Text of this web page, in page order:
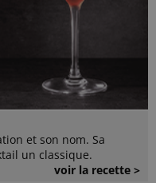
et son nom. Sa
un classique.
voir la recette >